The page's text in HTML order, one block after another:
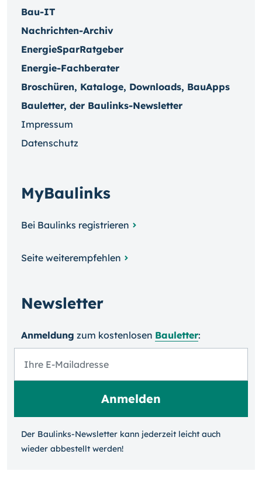
Bau-IT
Nachrichten-Archiv
EnergieSparRatgeber
Energie-Fachberater
Broschüren, Kataloge, Downloads, BauApps
Bauletter, der Baulinks-Newsletter
Impressum
Datenschutz
MyBaulinks
Bei Baulinks registrieren
Seite weiterempfehlen
Newsletter
Anmeldung zum kosten­losen Bauletter:
Der Baulinks-Newsletter kann jeder­zeit leicht auch
wieder ab­bestellt werden!